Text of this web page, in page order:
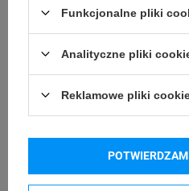
Podmiot
odpowiedzialny
Osoby
Funkcjonalne pliki
Analityczne pliki
Reklamowe pliki